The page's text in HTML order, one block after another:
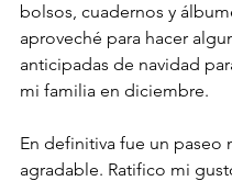
bolsos, cuadernos y
aproveché para hacer
anticipadas de navidad
mi familia en diciembre.
En definitiva fue un paseo
agradable. Ratifico mi